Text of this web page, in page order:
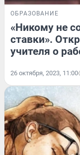
ОБРАЗОВАНИЕ
«Никому не
ставки».
учителя о
26 октября, 2023, 11:00